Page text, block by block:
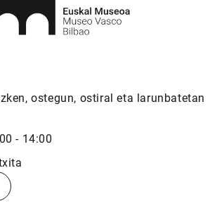
ostegun, ostiral eta larunbatetan
- 14:00